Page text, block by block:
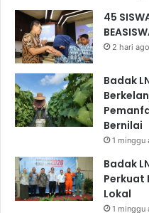
45
2 hari ago
Badak
Bernilai
1 minggu
Badak
Perkuat
Lokal
1 minggu